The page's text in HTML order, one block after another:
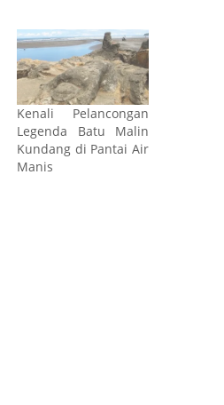
Kenali Pelancongan
Legenda Batu Malin
Kundang di Pantai Air
Manis